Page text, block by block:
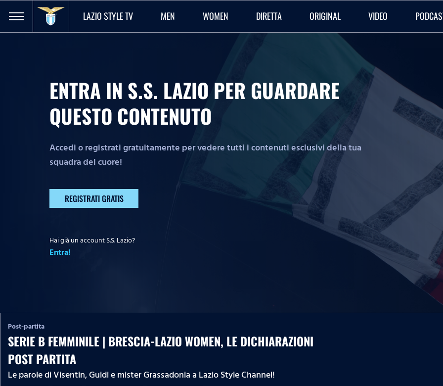
LAZIO STYLE TV MEN WOMEN DIRETTA ORIGINAL VIDEO
ENTRA IN S.S. LAZIO PER GUARDARE
QUESTO CONTENUTO
Accedi o registrati gratuitamente per vedere tutti i contenuti esclusivi della tua
squadra del cuore!
REGISTRATI GRATIS
Hai già un account S.S. Lazio?
Entra!
Post-partita
SERIE B FEMMINILE | BRESCIA-LAZIO WOMEN, LE DICHIARAZIONI
POST PARTITA
Le parole di Visentin, Guidi e mister Grassadonia a Lazio Style Channel!